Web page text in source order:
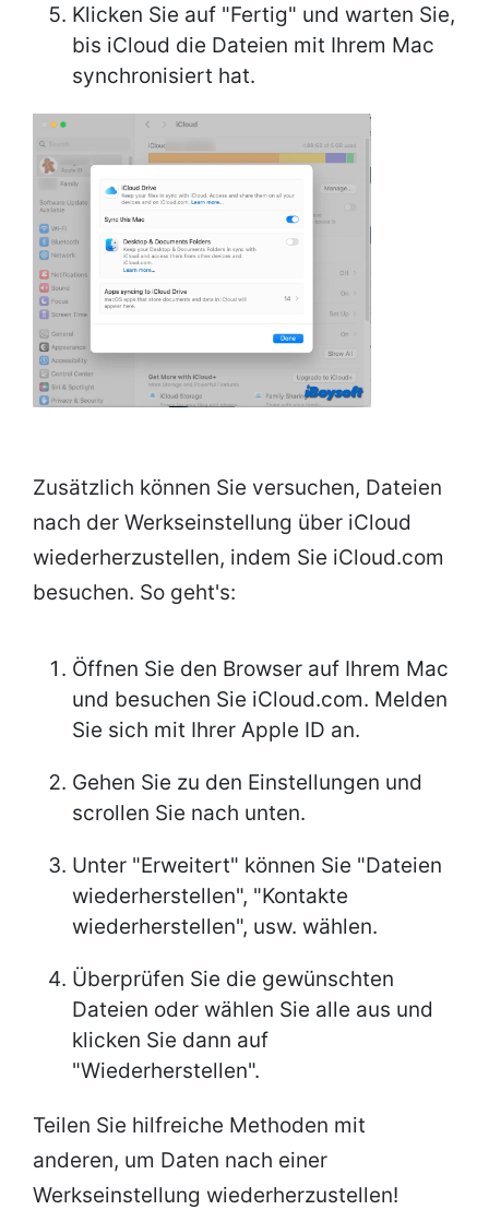
Klicken Sie auf "Fertig" und warten Sie,
bis iCloud die Dateien mit Ihrem Mac
synchronisiert hat.
Zusätzlich können Sie versuchen, Dateien
nach der Werkseinstellung über iCloud
wiederherzustellen, indem Sie iCloud.com
besuchen. So geht's:
Öffnen Sie den Browser auf Ihrem Mac
und besuchen Sie iCloud.com. Melden
Sie sich mit Ihrer Apple ID an.
Gehen Sie zu den Einstellungen und
scrollen Sie nach unten.
Unter "Erweitert" können Sie "Dateien
wiederherstellen", "Kontakte
wiederherstellen", usw. wählen.
Überprüfen Sie die gewünschten
Dateien oder wählen Sie alle aus und
klicken Sie dann auf
"Wiederherstellen".
Teilen Sie hilfreiche Methoden mit
anderen, um Daten nach einer
Werkseinstellung wiederherzustellen!